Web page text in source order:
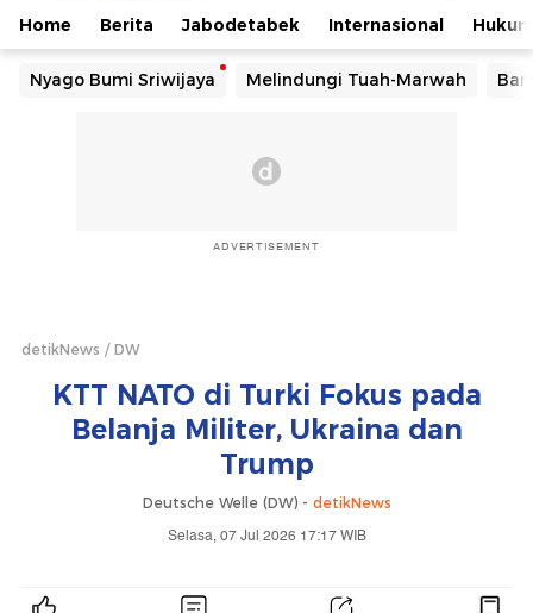
Home Berita Jabodetabek Internasional Hukum
Nyago Bumi Sriwijaya Melindungi Tuah-Marwah
ADVERTISEMENT
detikNews DW
KTT NATO di Turki Fokus pada
Belanja Militer, Ukraina dan
Trump
Deutsche Welle (DW) - detikNews
Selasa, 07 Jul 2026 17:17 WIB